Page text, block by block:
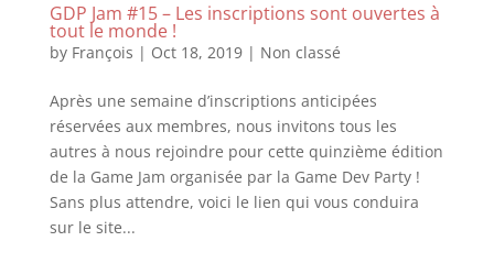
GDP Jam #15 – Les inscriptions sont ouvertes à
tout le monde !
by François | Oct 18, 2019| Non classé
Après une semaine d’inscriptions anticipées
réservées aux membres, nous invitons tous les
autres à nous rejoindre pour cette quinzième édition
de la Game Jam organisée par la Game Dev Party !
Sans plus attendre, voici le lien qui vous conduira
sur le site...